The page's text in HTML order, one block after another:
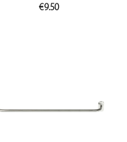
€9.50